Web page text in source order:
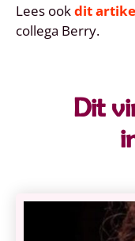
Lees ookdit
collega Berry.
Dit